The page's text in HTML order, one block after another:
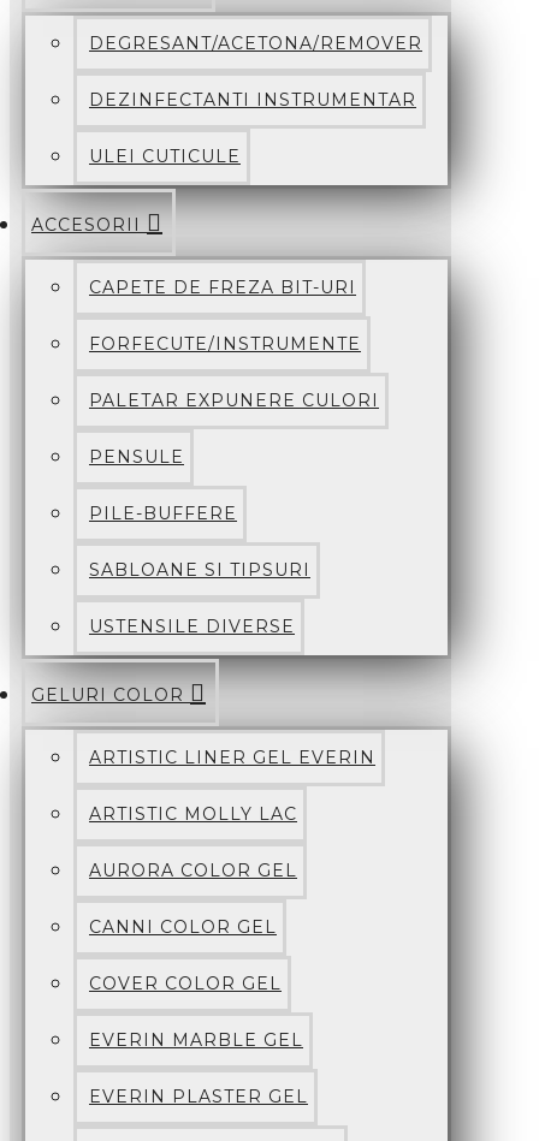
DEGRESANT/ACETONA/REMOVER
DEZINFECTANTI INSTRUMENTAR
ULEI CUTICULE
ACCESORII
CAPETE DE FREZA BIT-URI
FORFECUTE/INSTRUMENTE
PALETAR EXPUNERE CULORI
PENSULE
PILE-BUFFERE
SABLOANE SI TIPSURI
USTENSILE DIVERSE
GELURI COLOR
ARTISTIC LINER GEL EVERIN
ARTISTIC MOLLY LAC
AURORA COLOR GEL
CANNI COLOR GEL
COVER COLOR GEL
EVERIN MARBLE GEL
EVERIN PLASTER GEL